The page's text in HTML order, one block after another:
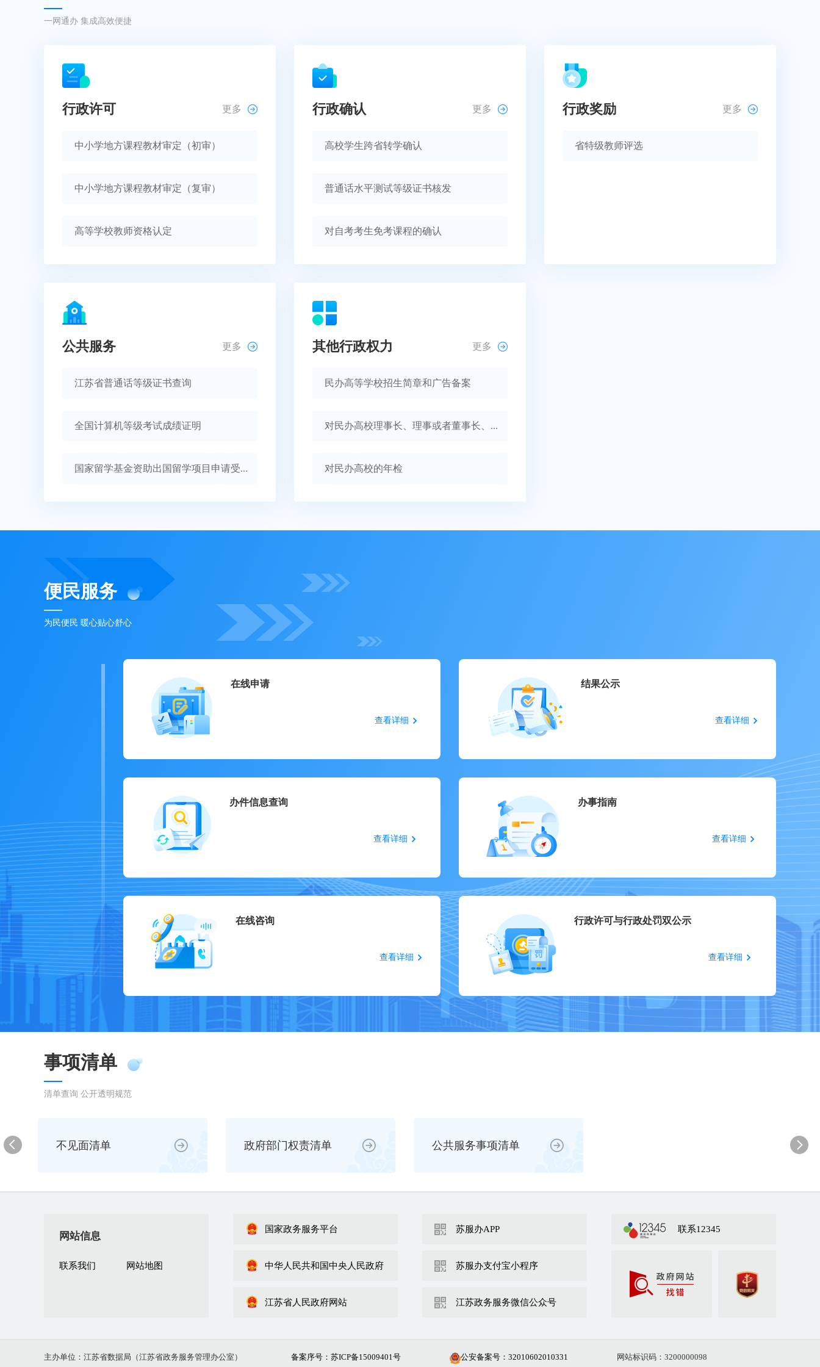
一网通办 集成高效便捷
行政许可 更多
中小学地方课程教材审定（初审）
中小学地方课程教材审定（复审）
高等学校教师资格认定
行政确认 更多
高校学生跨省转学确认
普通话水平测试等级证书核发
对自考考生免考课程的确认
行政奖励 更多
省特级教师评选
公共服务 更多
江苏省普通话等级证书查询
全国计算机等级考试成绩证明
国家留学基金资助出国留学项目申请受...
其他行政权力 更多
民办高等学校招生简章和广告备案
对民办高校理事长、理事或者董事长、...
对民办高校的年检
便民服务
为民便民 暖心贴心舒心
在线申请
查看详细
结果公示
查看详细
办件信息查询
查看详细
办事指南
查看详细
在线咨询
查看详细
行政许可与行政处罚双公示
查看详细
事项清单
清单查询 公开透明规范
不见面清单 政府部门权责清单 公共服务事项清单
网站信息
联系我们 网站地图
国家政务服务平台
中华人民共和国中央人民政府
江苏省人民政府网站
苏服办APP
苏服办支付宝小程序
江苏政务服务微信公众号
联系12345
主办单位：江苏省数据局（江苏省政务服务管理办公室） 备案序号：苏ICP备15009401号 公安备案号： 32010602010331 网站标识码：3200000098